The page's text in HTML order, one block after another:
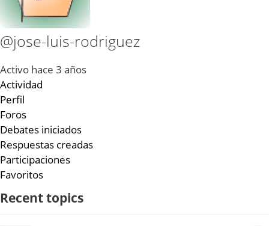
@jose-luis-rodriguez
Activo hace 3 años
Actividad
Perfil
Foros
Debates iniciados
Respuestas creadas
Participaciones
Favoritos
Recent topics